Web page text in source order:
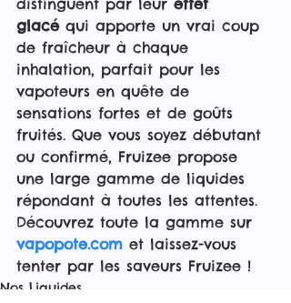
distinguent par leur effet
glacé qui apporte un vrai coup
de fraîcheur à chaque
inhalation, parfait pour les
vapoteurs en quête de
sensations fortes et de goûts
fruités. Que vous soyez débutant
ou confirmé, Fruizee propose
une large gamme de liquides
répondant à toutes les attentes.
Découvrez toute la gamme sur
vapopote.com et laissez-vous
tenter par les saveurs Fruizee !
Nos Liquides